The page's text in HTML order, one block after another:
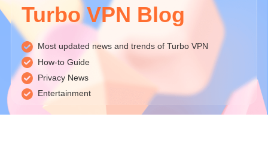
Turbo VPN Blog
Most updated news and trends of Turbo VPN
How-to Guide
Privacy News
Entertainment